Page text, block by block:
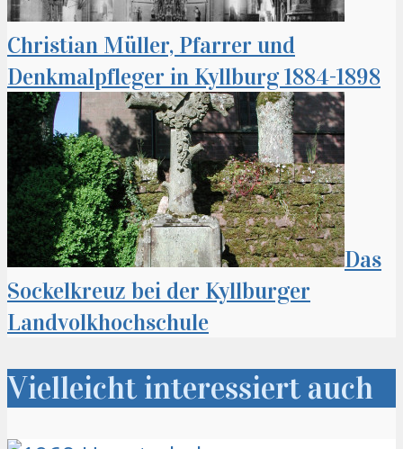
Christian Müller, Pfarrer und
Denkmalpfleger in Kyllburg 1884-1898
Das
Sockelkreuz bei der Kyllburger
Landvolkhochschule
Vielleicht interessiert auch